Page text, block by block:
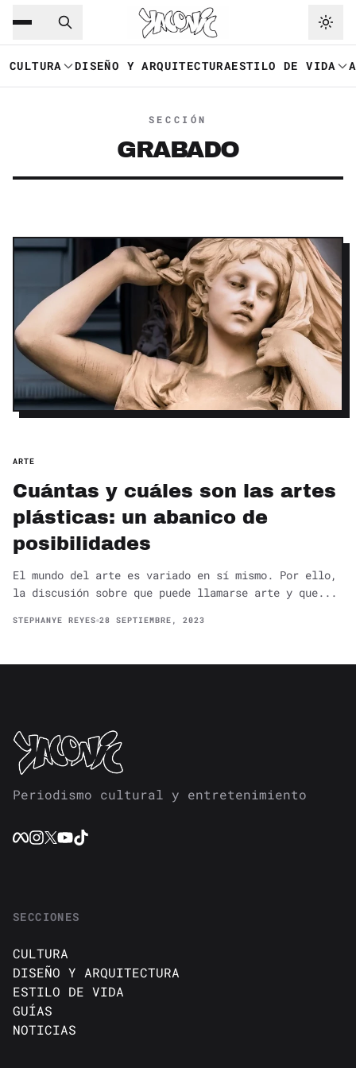
Saltar al contenido principal
CULTURA DISEÑO Y ARQUITECTURAESTILO DE VIDA
SECCIÓN
GRABADO
ARTE
Cuántas y cuáles son las artes
plásticas: un abanico de
posibilidades
El mundo del arte es variado en sí mismo. Por ello,
la discusión sobre que puede llamarse arte y que...
STEPHANYE REYES 28 SEPTIEMBRE, 2023
Periodismo cultural y entretenimiento
SECCIONES
CULTURA
DISEÑO Y ARQUITECTURA
ESTILO DE VIDA
GUÍAS
NOTICIAS